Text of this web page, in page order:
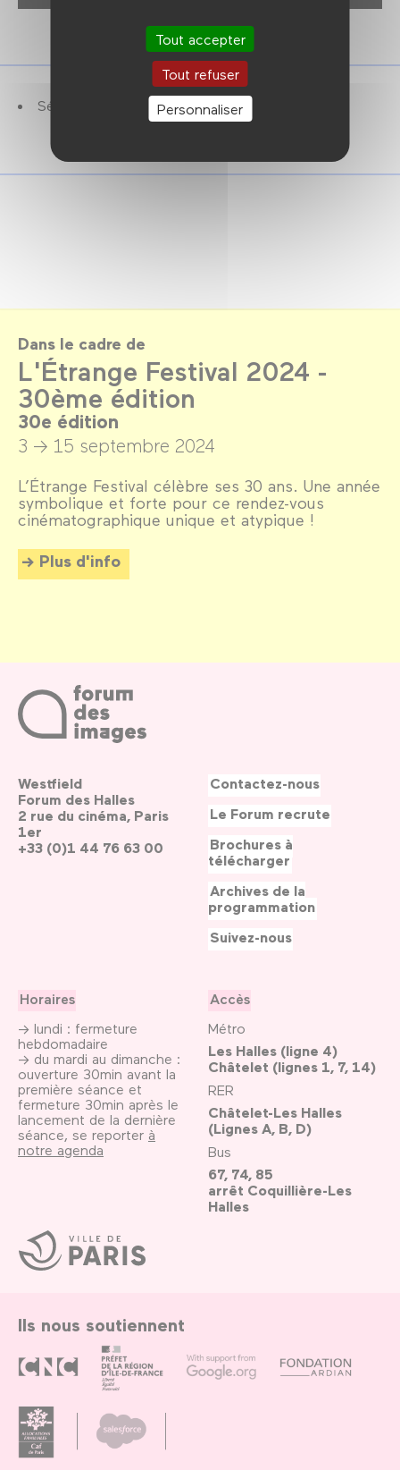
Tout accepter
Tout refuser
Personnaliser
Séance présentée par James G. Thirlwell.
Dans le cadre de
L'Étrange Festival 2024 -
30ème édition
30e édition
3 → 15 septembre 2024
L’Étrange Festival célèbre ses 30 ans. Une année
symbolique et forte pour ce rendez-vous
cinématographique unique et atypique !
Plus d'info
Ville
de
Paris
Westfield
Forum des Halles
2 rue du cinéma, Paris
1er
+33 (0)1 44 76 63 00
Horaires
→ lundi : fermeture
hebdomadaire
→ du mardi au dimanche :
ouverture 30min avant la
première séance et
fermeture 30min après le
lancement de la dernière
séance, se reporter à
notre agenda
Accès
Métro
Les Halles (ligne 4)
Châtelet (lignes 1, 7, 14)
RER
Châtelet-Les Halles
(Lignes A, B, D)
Bus
67, 74, 85
arrêt Coquillière-Les
Halles
Contactez-nous
Le Forum recrute
Brochures à
télécharger
Archives de la
programmation
Suivez-nous
Ils nous soutiennent